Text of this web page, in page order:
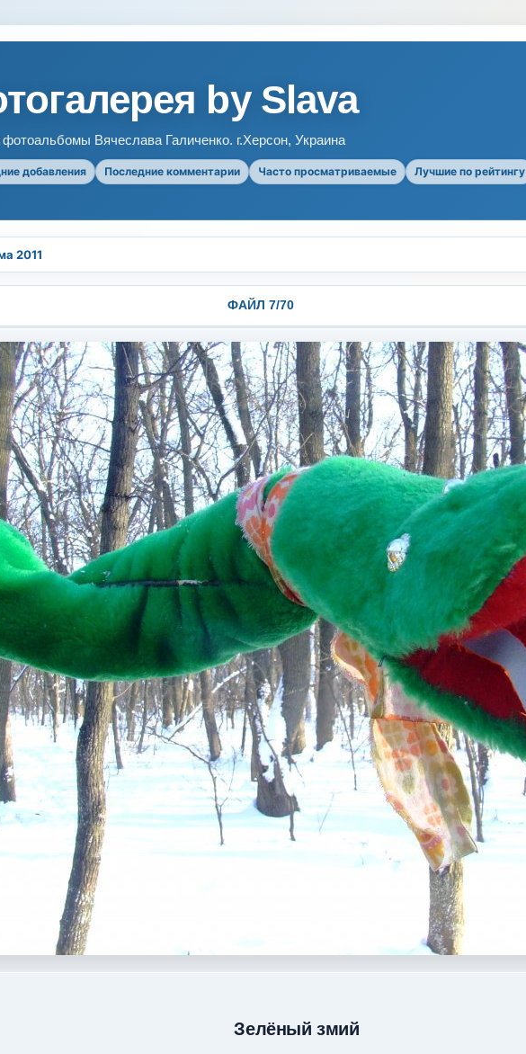
by Slava
Вячеслава Галиченко. г.Херсон, Украина
добавления Последние комментарии Часто просматриваемые Лучшие по рейтингу
2011
ФАЙЛ 7/70
Зелёный змий